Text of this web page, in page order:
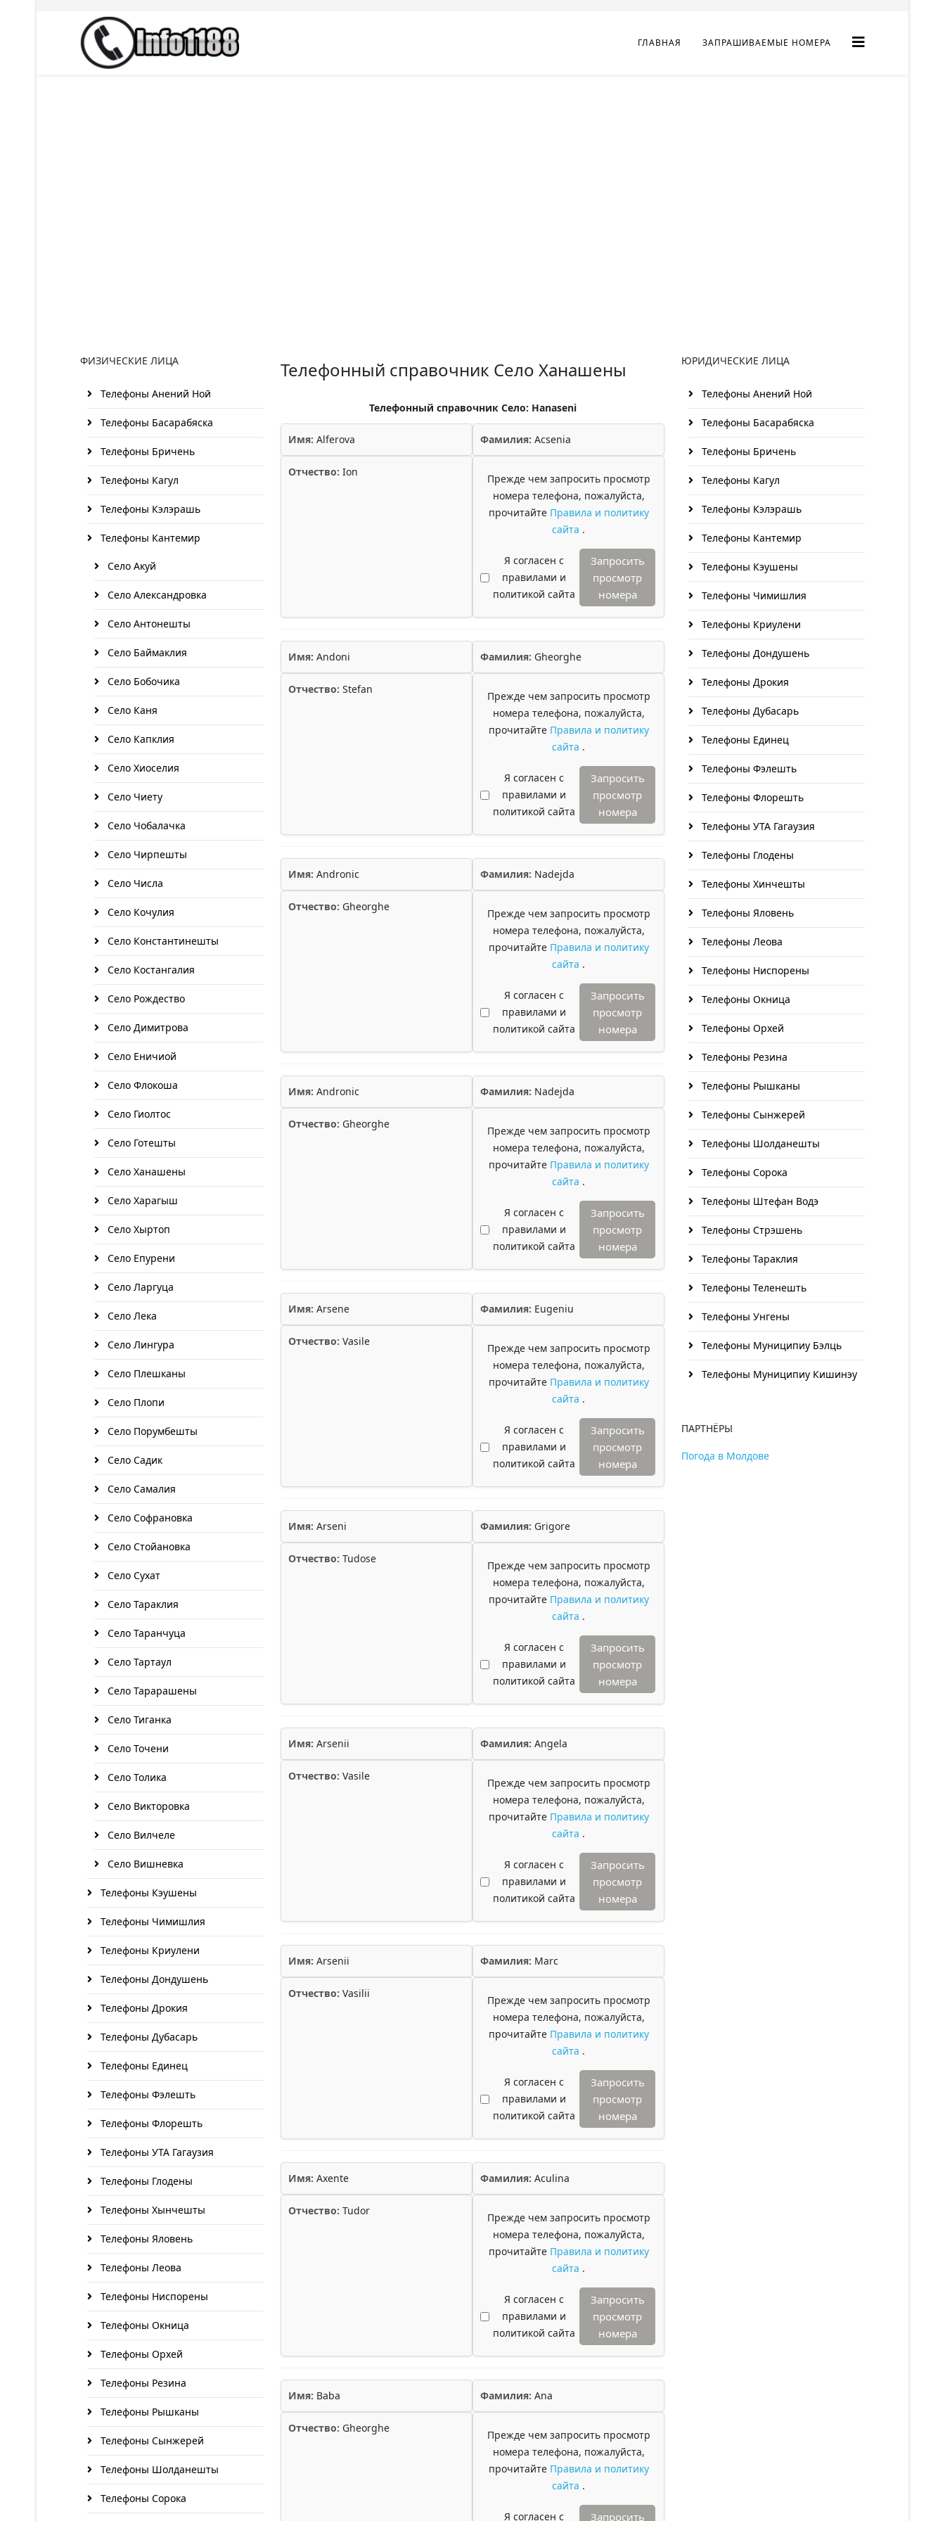
ГЛАВНАЯ ЗАПРАШИВАЕМЫЕ НОМЕРА
ФИЗИЧЕСКИЕ ЛИЦА
Телефоны Анений Ноӣ
Телефоны Басарабяска
Телефоны Бричень
Телефоны Кагул
Телефоны Кэлэрашь
Телефоны Кантемир
Село Акуй
Село Александровка
Село Антонешты
Село Баймаклия
Село Бобочика
Село Каня
Село Капклия
Село Хиоселия
Село Чиету
Село Чобалачка
Село Чирпешты
Село Числа
Село Кочулия
Село Константинешты
Село Костангалия
Село Рождество
Село Димитрова
Село Еничиой
Село Флокоша
Село Гиолтос
Село Готешты
Село Ханашены
Село Харагыш
Село Хыртоп
Село Епурени
Село Ларгуца
Село Лека
Село Лингура
Село Плешканы
Село Плопи
Село Порумбешты
Село Садик
Село Самалия
Село Софрановка
Село Стойановка
Село Сухат
Село Тараклия
Село Таранчуца
Село Тартаул
Село Тарарашены
Село Тиганка
Село Точени
Село Толика
Село Викторовка
Село Вилчеле
Село Вишневка
Телефоны Кэушены
Телефоны Чимишлия
Телефоны Криулени
Телефоны Дондушень
Телефоны Дрокия
Телефоны Дубасарь
Телефоны Единец
Телефоны Фэлешть
Телефоны Флорешть
Телефоны УТА Гагаузия
Телефоны Глодены
Телефоны Хынчешты
Телефоны Яловень
Телефоны Леова
Телефоны Ниспорены
Телефоны Окница
Телефоны Орхей
Телефоны Резина
Телефоны Рышканы
Телефоны Сынжерей
Телефоны Шолданешты
Телефоны Сорока
Телефонный справочник Село Ханашены
Телефонный справочник Село: Hanaseni
Имя: Alferova Фамилия: Acsenia
Отчество: Ion
Прежде чем запросить просмотр
номера телефона, пожалуйста,
прочитайте Правила и политику
сайта .
Я согласен с
правилами и
политикой сайта
Запросить
просмотр
номера
Имя: Andoni Фамилия: Gheorghe
Отчество: Stefan
Прежде чем запросить просмотр
номера телефона, пожалуйста,
прочитайте Правила и политику
сайта .
Я согласен с
правилами и
политикой сайта
Запросить
просмотр
номера
Имя: Andronic Фамилия: Nadejda
Отчество: Gheorghe
Прежде чем запросить просмотр
номера телефона, пожалуйста,
прочитайте Правила и политику
сайта .
Я согласен с
правилами и
политикой сайта
Запросить
просмотр
номера
Имя: Andronic Фамилия: Nadejda
Отчество: Gheorghe
Прежде чем запросить просмотр
номера телефона, пожалуйста,
прочитайте Правила и политику
сайта .
Я согласен с
правилами и
политикой сайта
Запросить
просмотр
номера
Имя: Arsene Фамилия: Eugeniu
Отчество: Vasile
Прежде чем запросить просмотр
номера телефона, пожалуйста,
прочитайте Правила и политику
сайта .
Я согласен с
правилами и
политикой сайта
Запросить
просмотр
номера
Имя: Arseni Фамилия: Grigore
Отчество: Tudose
Прежде чем запросить просмотр
номера телефона, пожалуйста,
прочитайте Правила и политику
сайта .
Я согласен с
правилами и
политикой сайта
Запросить
просмотр
номера
Имя: Arsenii Фамилия: Angela
Отчество: Vasile
Прежде чем запросить просмотр
номера телефона, пожалуйста,
прочитайте Правила и политику
сайта .
Я согласен с
правилами и
политикой сайта
Запросить
просмотр
номера
Имя: Arsenii Фамилия: Marc
Отчество: Vasilii
Прежде чем запросить просмотр
номера телефона, пожалуйста,
прочитайте Правила и политику
сайта .
Я согласен с
правилами и
политикой сайта
Запросить
просмотр
номера
Имя: Axente Фамилия: Aculina
Отчество: Tudor
Прежде чем запросить просмотр
номера телефона, пожалуйста,
прочитайте Правила и политику
сайта .
Я согласен с
правилами и
политикой сайта
Запросить
просмотр
номера
Имя: Baba Фамилия: Ana
Отчество: Gheorghe
Прежде чем запросить просмотр
номера телефона, пожалуйста,
прочитайте Правила и политику
сайта .
Я согласен с Запросить
ЮРИДИЧЕСКИЕ ЛИЦА
Телефоны Анений Ноӣ
Телефоны Басарабяска
Телефоны Бричень
Телефоны Кагул
Телефоны Кэлэрашь
Телефоны Кантемир
Телефоны Кэушены
Телефоны Чимишлия
Телефоны Криулени
Телефоны Дондушень
Телефоны Дрокия
Телефоны Дубасарь
Телефоны Единец
Телефоны Фэлешть
Телефоны Флорешть
Телефоны УТА Гагаузия
Телефоны Глодены
Телефоны Хинчешты
Телефоны Яловень
Телефоны Леова
Телефоны Ниспорены
Телефоны Окница
Телефоны Орхей
Телефоны Резина
Телефоны Рышканы
Телефоны Сынжерей
Телефоны Шолданешты
Телефоны Сорока
Телефоны Штефан Водэ
Телефоны Стрэшень
Телефоны Тараклия
Телефоны Теленешть
Телефоны Унгены
Телефоны Муниципиу Бэлць
Телефоны Муниципиу Кишинэу
ПАРТНЁРЫ
Погода в Молдове